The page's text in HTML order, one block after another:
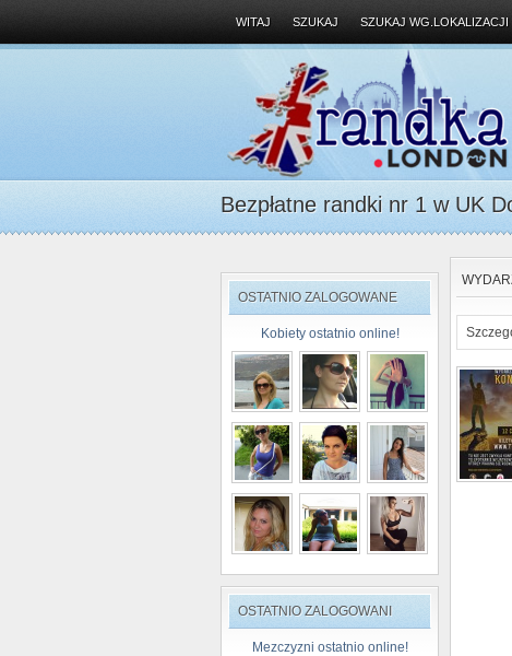
WITAJ SZUKAJ SZUKAJ WG.LOKALIZACJI
Bezpłatne randki nr 1 w UK
OSTATNIO ZALOGOWANE
Kobiety ostatnio online!
OSTATNIO ZALOGOWANI
Mezczyzni ostatnio online!